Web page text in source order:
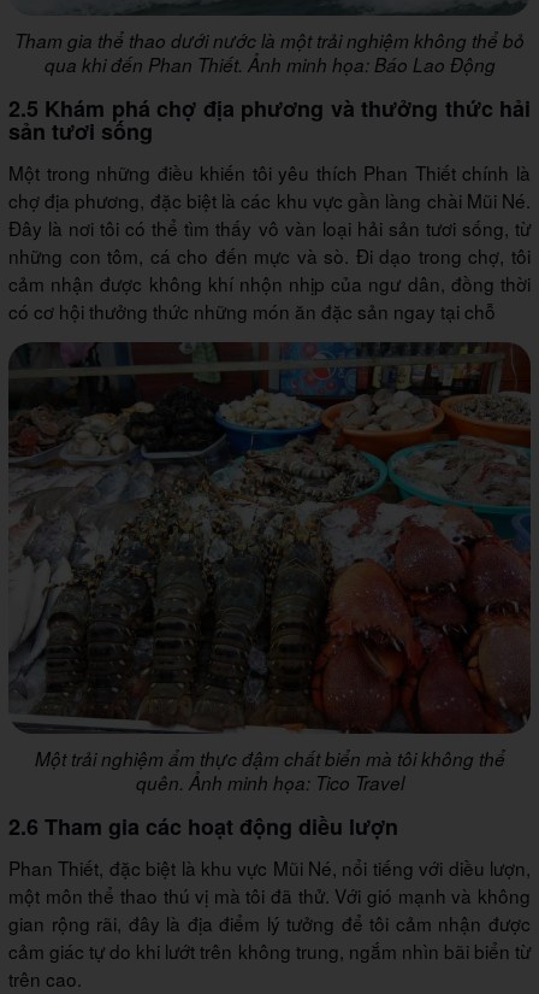
Tham gia thể thao dưới nước là một trải nghiệm không thể bỏ
qua khi đến Phan Thiết. Ảnh minh họa: Báo Lao Động
2.5 Khám phá chợ địa phương và thưởng thức hải
sản tươi sống
Một trong những điều khiến tôi yêu thích Phan Thiết chính là
chợ địa phương, đặc biệt là các khu vực gần làng chài Mũi Né.
Đây là nơi tôi có thể tìm thấy vô vàn loại hải sản tươi sống, từ
những con tôm, cá cho đến mực và sò. Đi dạo trong chợ, tôi
cảm nhận được không khí nhộn nhịp của ngư dân, đồng thời
có cơ hội thưởng thức những món ăn đặc sản ngay tại chỗ
Một trải nghiệm ẩm thực đậm chất biển mà tôi không thể
quên. Ảnh minh họa: Tico Travel
2.6 Tham gia các hoạt động diều lượn
Phan Thiết, đặc biệt là khu vực Mũi Né, nổi tiếng với diều lượn,
một môn thể thao thú vị mà tôi đã thử. Với gió mạnh và không
gian rộng rãi, đây là địa điểm lý tưởng để tôi cảm nhận được
cảm giác tự do khi lướt trên không trung, ngắm nhìn bãi biển từ
trên cao.